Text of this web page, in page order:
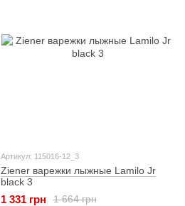
Артикул: 115016-12_3
Ziener варежки лыжные Lamilo Jr
black 3
1 664 грн
1 331 грн